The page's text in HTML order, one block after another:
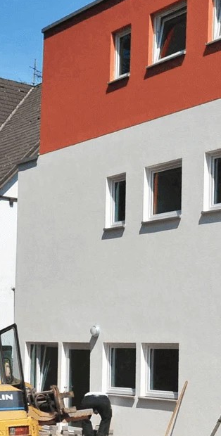
Klinik in Ratingen
der Klinik
in Ratingen wurde als 3-
mit Flachdach ausgeführt. Das oberste
zum Bestandsgebäude um 1,20 m zurück.
22 Zweibettzimmer sowie 1
Einzelzimmer, welche mit Ausnahme von 2
angeordnet sind. Im Erdgeschoss
ein Speisesaal für Alt- und Neubau mit
Nebenräumen, Hausanschluss- und
WCs, Arzt- und
sowie 2 Räume für Einzelgespräche im
Die Werkstatt ist als 2-geschossiger
errichtet worden. Im Erdgeschoss befindet
angegliederter Lagerfläche und WC. Im
einen Arbeitstherapieraum, das Büro des
WC und Umkleide sowie eine weitere